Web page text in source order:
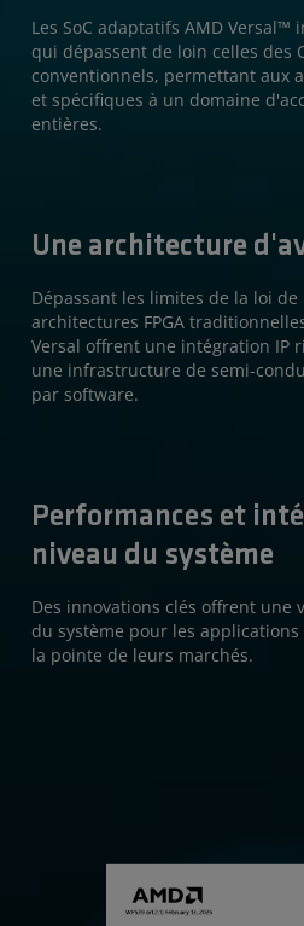
Les SoC adaptatifs AMD Versal™
qui dépassent de loin celles des
conventionnels, permettant aux
et spécifiques à un domaine
entières.
Une architecture
Dépassant les limites de la loi de
architectures FPGA
Versal offrent une intégration IP
une infrastructure de semi-
par software.
Performances et
niveau du système
Des innovations clés offrent une
du système pour les
la pointe de leurs marchés.